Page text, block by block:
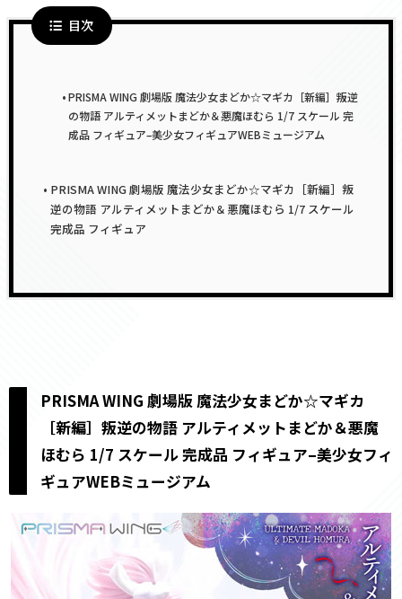
目次
PRISMA WING 劇場版 魔法少女まどか☆マギカ［新編］叛逆
の物語 アルティメットまどか＆悪魔ほむら 1/7 スケール 完
成品 フィギュア–美少女フィギュアWEBミュージアム
PRISMA WING 劇場版 魔法少女まどか☆マギカ［新編］叛
逆の物語 アルティメットまどか＆悪魔ほむら 1/7 スケール
完成品 フィギュア
PRISMA WING 劇場版 魔法少女まどか☆マギカ
［新編］叛逆の物語 アルティメットまどか＆悪魔
ほむら 1/7 スケール 完成品 フィギュア–美少女フィ
ギュアWEBミュージアム